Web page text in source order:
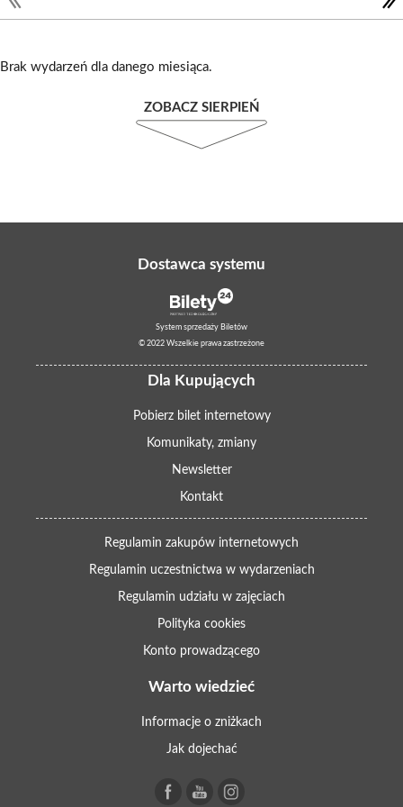
Brak wydarzeń dla danego miesiąca.
ZOBACZ SIERPIEŃ
Dostawca systemu
System sprzedaży Biletów
© 2022 Wszelkie prawa zastrzeżone
Dla Kupujących
Pobierz bilet internetowy
Komunikaty, zmiany
Newsletter
Kontakt
Regulamin zakupów internetowych
Regulamin uczestnictwa w wydarzeniach
Regulamin udziału w zajęciach
Polityka cookies
Konto prowadzącego
Warto wiedzieć
Informacje o zniżkach
Jak dojechać